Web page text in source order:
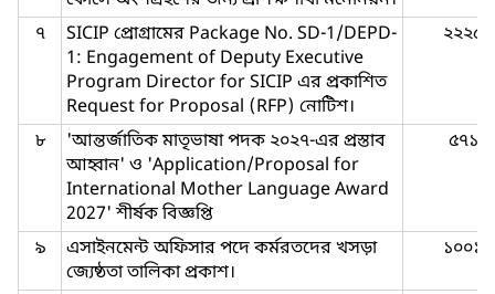
৭
SICIP প্রোগ্রামের Package No. SD-1/DEPD-
1: Engagement of Deputy Executive
Program Director for SICIP এর প্রকাশিত
Request for Proposal (RFP) নোটিশ।
২২২৫
৮
'আন্তর্জাতিক মাতৃভাষা পদক ২০২৭-এর প্রস্তাব
আহ্বান' ও 'Application/Proposal for
International Mother Language Award
2027' শীর্ষক বিজ্ঞপ্তি
৫৭১
৯
এসাইনমেন্ট অফিসার পদে কর্মরতদের খসড়া
জ্যেষ্ঠতা তালিকা প্রকাশ।
১০০১